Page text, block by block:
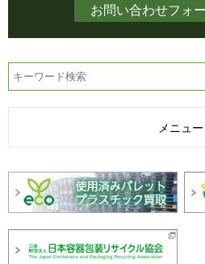
お問い合わせフォ
メニュー